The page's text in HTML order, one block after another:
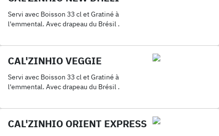
Servi avec Boisson 33 cl et Gratiné à
l'emmental. Avec drapeau du Brésil .
CAL'ZINHIO VEGGIE
Servi avec Boisson 33 cl et Gratiné à
l'emmental. Avec drapeau du Brésil .
CAL'ZINHIO ORIENT EXPRESS